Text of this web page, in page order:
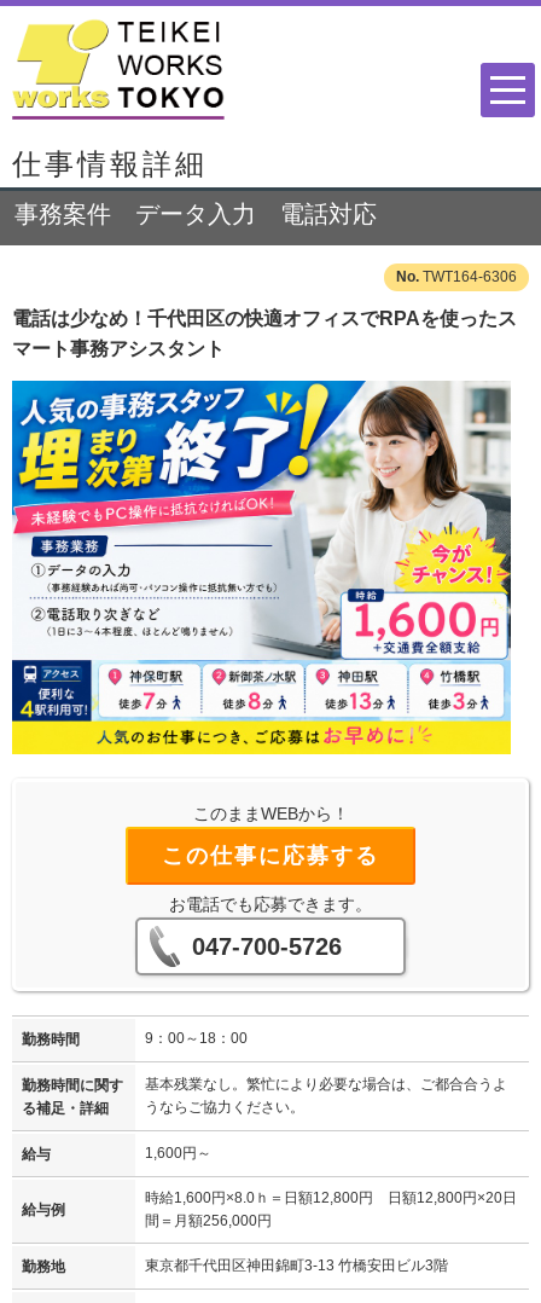
仕事情報詳細
事務案件 データ入力 電話対応
TWT164-6306
電話は少なめ！千代田区の快適オフィスでRPAを使ったス
マート事務アシスタント
このままWEBから！
この仕事に応募する
お電話でも応募できます。
047-700-5726
勤務時間 9：00～18：00
勤務時間に関す
る補足・詳細
基本残業なし。繁忙により必要な場合は、ご都合合うよ
うならご協力ください。
給与 1,600円～
給与例
時給1,600円×8.0ｈ＝日額12,800円 日額12,800円×20日
間＝月額256,000円
勤務地 東京都千代田区神田錦町3-13 竹橋安田ビル3階